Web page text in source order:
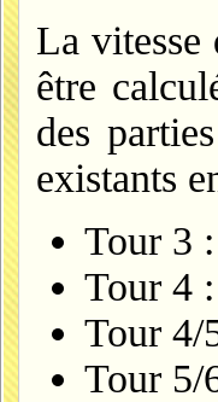
La vitesse
être
des
existants
Tour 3
Tour 4
Tour 4/
Tour 5/